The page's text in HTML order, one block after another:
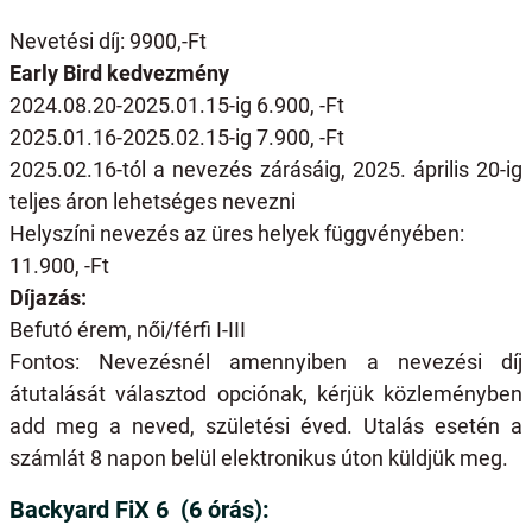
Nevetési díj: 9900,-Ft
Early Bird kedvezmény
2024.08.20-2025.01.15-ig 6.900, -Ft
2025.01.16-2025.02.15-ig 7.900, -Ft
2025.02.16-tól a nevezés zárásáig, 2025. április 20-ig
teljes áron lehetséges nevezni
Helyszíni nevezés az üres helyek függvényében:
11.900, -Ft
Díjazás:
Befutó érem, női/férfi I-III
Fontos: Nevezésnél amennyiben a nevezési díj
átutalását választod opciónak, kérjük közleményben
add meg a neved, születési éved. Utalás esetén a
számlát 8 napon belül elektronikus úton küldjük meg.
Backyard FiX 6 (6 órás):